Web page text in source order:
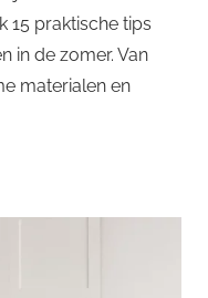
15 praktische tips
in de zomer. Van
materialen en